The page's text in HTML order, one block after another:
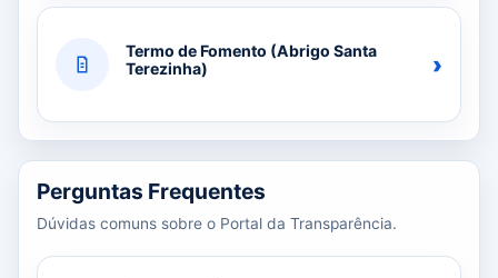
Termo de Fomento (Abrigo Santa
Terezinha)
›
Perguntas Frequentes
Dúvidas comuns sobre o Portal da Transparência.